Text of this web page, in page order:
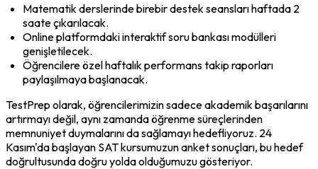
Matematik derslerinde birebir destek seansları haftada 2
saate çıkarılacak.
Online platformdaki interaktif soru bankası modülleri
genişletilecek.
Öğrencilere özel haftalık performans takip raporları
paylaşılmaya başlanacak.
TestPrep olarak, öğrencilerimizin sadece akademik başarılarını
artırmayı değil, aynı zamanda öğrenme süreçlerinden
memnuniyet duymalarını da sağlamayı hedefliyoruz. 24
Kasım'da başlayan SAT kursumuzun anket sonuçları, bu hedef
doğrultusunda doğru yolda olduğumuzu gösteriyor.